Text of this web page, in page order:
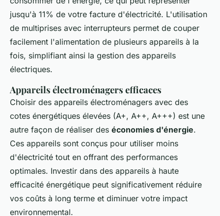
jusqu'à 11% de votre facture d'électricité. L'utilisation
de multiprises avec interrupteurs permet de couper
facilement l'alimentation de plusieurs appareils à la
fois, simplifiant ainsi la gestion des appareils
électriques.
Appareils électroménagers efficaces
Choisir des appareils électroménagers avec des
cotes énergétiques élevées (A+, A++, A+++) est une
autre façon de réaliser des économies d'énergie.
Ces appareils sont conçus pour utiliser moins
d'électricité tout en offrant des performances
optimales. Investir dans des appareils à haute
efficacité énergétique peut significativement réduire
vos coûts à long terme et diminuer votre impact
environnemental.